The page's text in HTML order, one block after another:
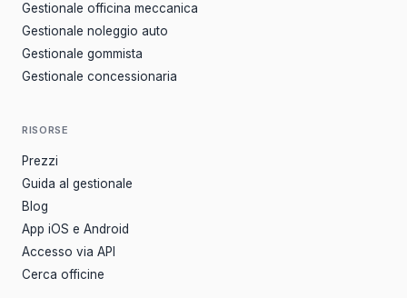
Gestionale officina meccanica
Gestionale noleggio auto
Gestionale gommista
Gestionale concessionaria
RISORSE
Prezzi
Guida al gestionale
Blog
App iOS e Android
Accesso via API
Cerca officine